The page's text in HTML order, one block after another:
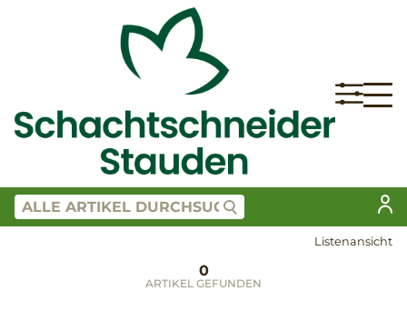
Listenansicht
0
ARTIKEL GEFUNDEN